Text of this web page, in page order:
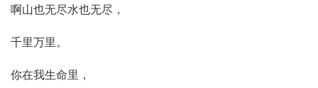
啊山也无尽水也无尽，
千里万里。
你在我生命里，